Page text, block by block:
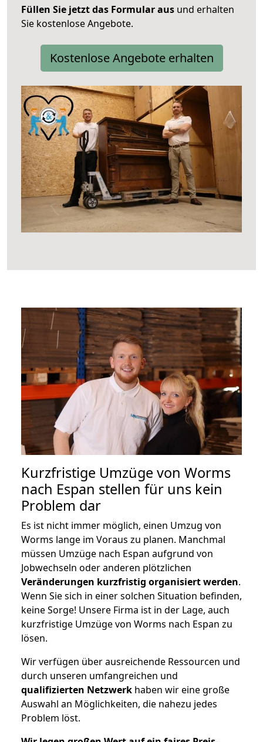
Füllen Sie jetzt das Formular aus und erhalten
Sie kostenlose Angebote.
Kostenlose Angebote erhalten
Kurzfristige Umzüge von Worms
nach Espan stellen für uns kein
Problem dar
Es ist nicht immer möglich, einen Umzug von
Worms lange im Voraus zu planen. Manchmal
müssen Umzüge nach Espan aufgrund von
Jobwechseln oder anderen plötzlichen
Veränderungen kurzfristig organisiert werden.
Wenn Sie sich in einer solchen Situation befinden,
keine Sorge! Unsere Firma ist in der Lage, auch
kurzfristige Umzüge von Worms nach Espan zu
lösen.
Wir verfügen über ausreichende Ressourcen und
durch unseren umfangreichen und
qualifizierten Netzwerk haben wir eine große
Auswahl an Möglichkeiten, die nahezu jedes
Problem löst.